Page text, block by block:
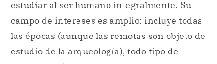
sociedades (de las complejas a las
sociedades sin Estado), se ocupa de distintos
problemas (como la economía, la política, la
familia), se pregunta por cuestiones